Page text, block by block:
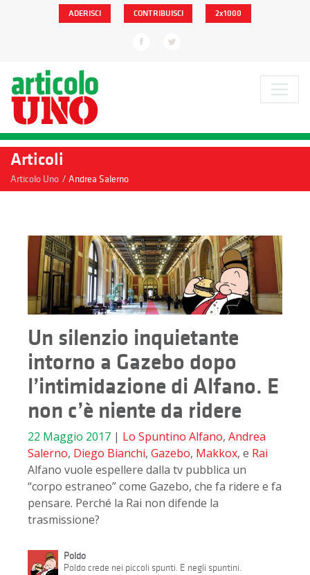
ADERISCI CONTRIBUISCI 2x1000
Articoli
Articolo Uno / Andrea Salerno
Un silenzio inquietante
intorno a Gazebo dopo
l’intimidazione di Alfano. E
non c’è niente da ridere
22 Maggio 2017 | Lo Spuntino Alfano, Andrea
Salerno, Diego Bianchi, Gazebo, Makkox, e Rai
Alfano vuole espellere dalla tv pubblica un
“corpo estraneo” come Gazebo, che fa ridere e fa
pensare. Perché la Rai non difende la
trasmissione?
Poldo
Poldo crede nei piccoli spunti. E negli spuntini.